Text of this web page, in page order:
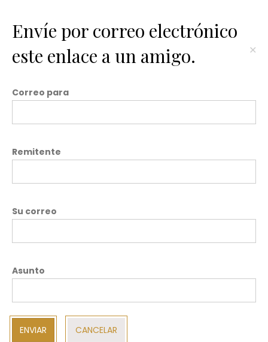
Envíe por correo electrónico
este enlace a un amigo.
×
Correo para
Remitente
Su correo
Asunto
ENVIAR CANCELAR